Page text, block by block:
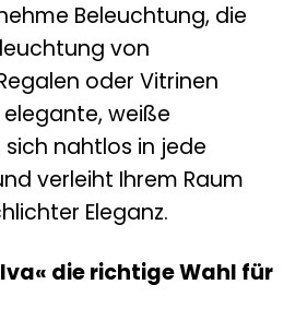
Beleuchtung, die
von
oder Vitrinen
weiße
nahtlos in jede
verleiht Ihrem Raum
Eleganz.
die richtige Wahl für